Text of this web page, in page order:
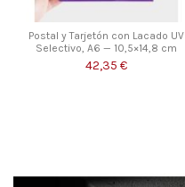
Postal y Tarjetón con Lacado UV
Selectivo, A6 — 10,5×14,8 cm
42,35 €